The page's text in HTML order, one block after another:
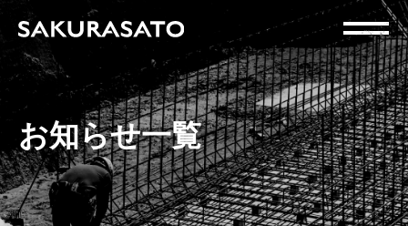
お知らせ一覧